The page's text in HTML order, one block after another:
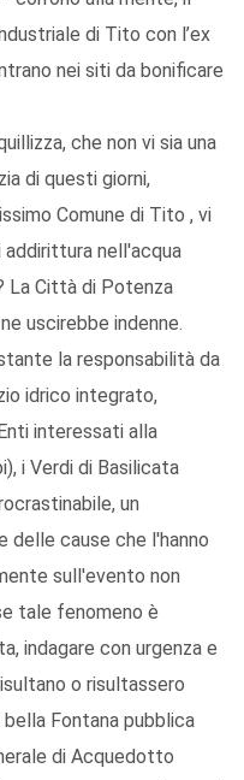
di Tito con l’ex
nei siti da bonificare
che non vi sia una
di questi giorni,
Comune di Tito , vi
nell'acqua
La Città di Potenza
uscirebbe indenne.
la responsabilità da
idrico integrato,
interessati alla
i Verdi di Basilicata
un
delle cause che l'hanno
sull'evento non
tale fenomeno è
indagare con urgenza e
o risultassero
Fontana pubblica
di Acquedotto